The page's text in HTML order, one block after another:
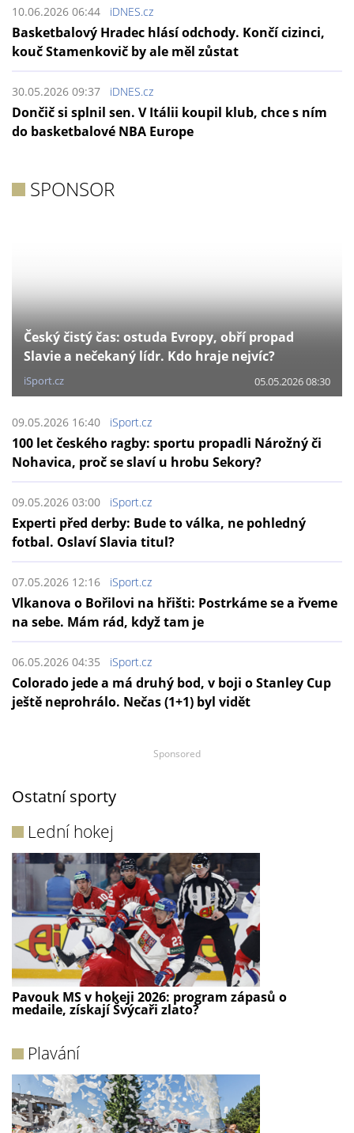
10.06.2026 06:44 iDNES.cz
Basketbalový Hradec hlásí odchody. Končí cizinci,
kouč Stamenkovič by ale měl zůstat
30.05.2026 09:37 iDNES.cz
Dončič si splnil sen. V Itálii koupil klub, chce s ním
do basketbalové NBA Europe
SPONSOR
Český čistý čas: ostuda Evropy, obří propad
Slavie a nečekaný lídr. Kdo hraje nejvíc?
05.05.2026 08:30
iSport.cz
09.05.2026 16:40 iSport.cz
100 let českého ragby: sportu propadli Nárožný či
Nohavica, proč se slaví u hrobu Sekory?
09.05.2026 03:00 iSport.cz
Experti před derby: Bude to válka, ne pohledný
fotbal. Oslaví Slavia titul?
07.05.2026 12:16 iSport.cz
Vlkanova o Bořilovi na hřišti: Postrkáme se a řveme
na sebe. Mám rád, když tam je
06.05.2026 04:35 iSport.cz
Colorado jede a má druhý bod, v boji o Stanley Cup
ještě neprohrálo. Nečas (1+1) byl vidět
Ostatní sporty
Lední hokej
Pavouk MS v hokeji 2026: program zápasů o
medaile, získají Švýcaři zlato?
Plavání
Sponsored